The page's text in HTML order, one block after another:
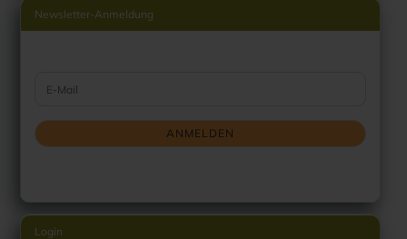
Newsletter-Anmeldung
E-Mail
ANMELDEN
Login